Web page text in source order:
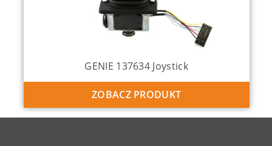
GENIE 137634 Joystick
ZOBACZ PRODUKT